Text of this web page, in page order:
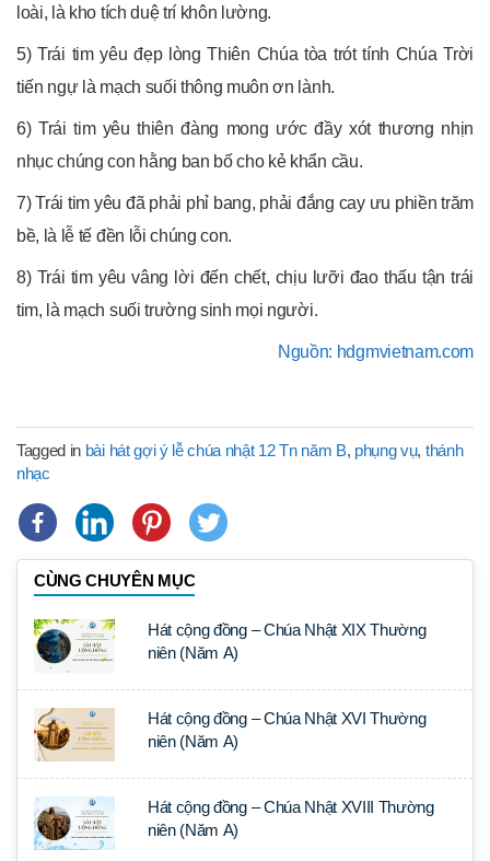
loài, là kho tích duệ trí khôn lường.
5) Trái tim yêu đẹp lòng Thiên Chúa tòa trót tính Chúa Trời
tiến ngự là mạch suối thông muôn ơn lành.
6) Trái tim yêu thiên đàng mong ước đầy xót thương nhịn
nhục chúng con hằng ban bố cho kẻ khẩn cầu.
7) Trái tim yêu đã phải phỉ bang, phải đắng cay ưu phiền trăm
bề, là lễ tế đền lỗi chúng con.
8) Trái tim yêu vâng lời đến chết, chịu lưỡi đao thấu tận trái
tim, là mạch suối trường sinh mọi người.
Nguồn: hdgmvietnam.com
Tagged in bài hát gợi ý lễ chúa nhật 12 Tn năm B, phụng vụ, thánh
nhạc
CÙNG CHUYÊN MỤC
Hát cộng đồng – Chúa Nhật XIX Thường
niên (Năm A)
Hát cộng đồng – Chúa Nhật XVI Thường
niên (Năm A)
Hát cộng đồng – Chúa Nhật XVIII Thường
niên (Năm A)